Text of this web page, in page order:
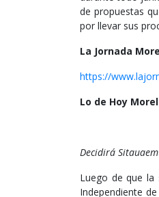
de propuestas
por llevar sus
La Jornada
https://
Lo de Hoy
Decidirá
Luego de que la
Independiente